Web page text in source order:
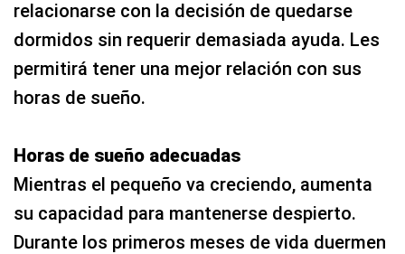
relacionarse con la decisión de quedarse
dormidos sin requerir demasiada ayuda. Les
permitirá tener una mejor relación con sus
horas de sueño.
Horas de sueño adecuadas
Mientras el pequeño va creciendo, aumenta
su capacidad para mantenerse despierto.
Durante los primeros meses de vida duermen